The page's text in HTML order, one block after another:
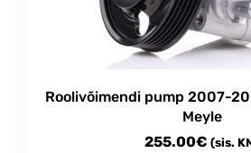
Roolivõimendi pump 2007-
Meyle
255.00€ (sis.